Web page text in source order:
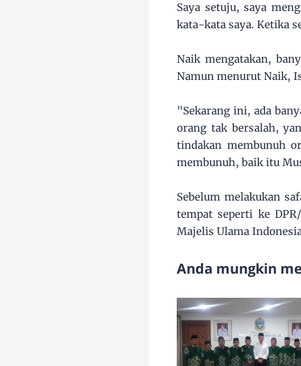
Saya setuju, saya
kata-kata saya. Ketika
Naik mengatakan,
Namun menurut Naik,
"Sekarang ini, ada
orang tak bersalah,
tindakan membunuh
membunuh, baik itu
Sebelum melakukan
tempat seperti ke
Majelis Ulama
Anda mungkin